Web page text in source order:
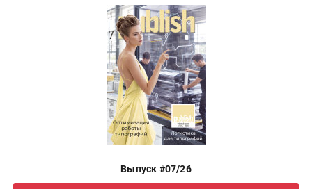
Выпуск #07/26